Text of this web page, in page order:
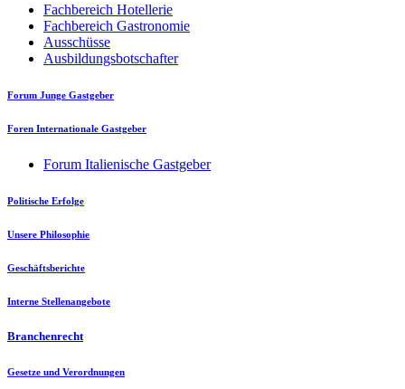
Fachbereich Hotellerie
Fachbereich Gastronomie
Ausschüsse
Ausbildungsbotschafter
Forum Junge Gastgeber
Foren Internationale Gastgeber
Forum Italienische Gastgeber
Politische Erfolge
Unsere Philosophie
Geschäftsberichte
Interne Stellenangebote
Branchenrecht
Gesetze und Verordnungen